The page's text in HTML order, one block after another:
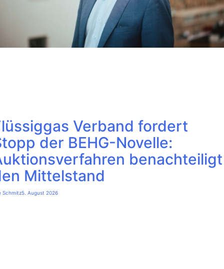
Verband fordert
der BEHG-Novelle:
benachteiligt
Mittelstand
Schmitz5. August 2026